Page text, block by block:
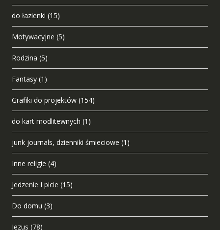
do łazienki (15)
Motywacyjne (5)
Rodzina (5)
Fantasy (1)
Grafiki do projektów (154)
do kart modlitewnych (1)
junk journals, dzienniki śmieciowe (1)
Inne religie (4)
Jedzenie I picie (15)
Do domu (3)
Jezus (78)